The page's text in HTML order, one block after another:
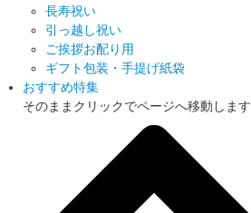
長寿祝い
引っ越し祝い
ご挨拶お配り用
ギフト包装・手提げ紙袋
おすすめ特集
そのままクリックでページへ移動します